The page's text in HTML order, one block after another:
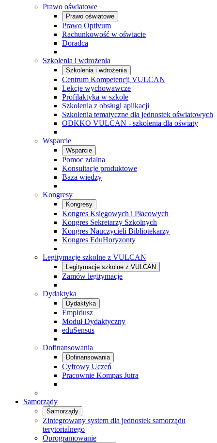
Prawo oświatowe
Prawo oświatowe
Prawo Optivum
Rachunkowość w oświacie
Doradca
Szkolenia i wdrożenia
Szkolenia i wdrożenia
Centrum Kompetencji VULCAN
Lekcje wychowawcze
Profilaktyka w szkole
Szkolenia z obsługi aplikacji
Szkolenia tematyczne dla jednostek oświatowych
ODKKO VULCAN - szkolenia dla oświaty
Wsparcie
Wsparcie
Pomoc zdalna
Konsultacje produktowe
Baza wiedzy
Kongresy
Kongresy
Kongres Księgowych i Płacowych
Kongres Sekretarzy Szkolnych
Kongres Nauczycieli Bibliotekarzy
Kongres EduHoryzonty
Legitymacje szkolne z VULCAN
Legitymacje szkolne z VULCAN
Zamów legitymacje
Dydaktyka
Dydaktyka
Empiriusz
Moduł Dydaktyczny
eduSensus
Dofinansowania
Dofinansowania
Cyfrowy Uczeń
Pracownie Kompas Jutra
Samorządy
Samorządy
Zintegrowany system dla jednostek samorządu
terytorialnego
Oprogramowanie